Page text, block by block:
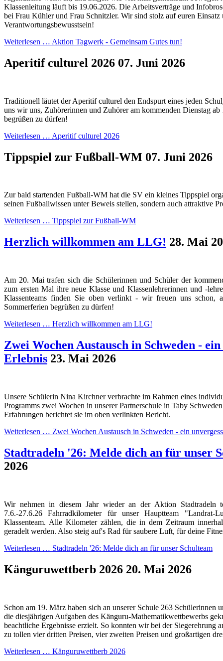
Klassenleitung läuft bis 19.06.2026. Die Arbeitsverträge und
bei Frau Kühler und Frau Schnitzler. Wir sind stolz auf euren Einsatz
Verantwortungsbewusstsein!
Weiterlesen … Aktion Tagwerk - Gemeinsam Gutes tun!
Aperitif culturel 2026 07. Juni 2026
Traditionell läutet der Aperitif culturel den Endspurt eines jeden
uns wir uns, Zuhörerinnen und Zuhörer am kommenden Dienstag
begrüßen zu dürfen!
Weiterlesen … Aperitif culturel 2026
Tippspiel zur Fußball-WM 07. Juni 2026
Zur bald startenden Fußball-WM hat die SV ein kleines Tippspiel
seinen Fußballwissen unter Beweis stellen, sondern auch attraktive
Weiterlesen … Tippspiel zur Fußball-WM
Herzlich willkommen am LLG! 28. Mai
Am 20. Mai trafen sich die Schülerinnen und Schüler der
zum ersten Mal ihre neue Klasse und Klassenlehrerinnen und -
Klassenteams finden Sie oben verlinkt - wir freuen uns schon,
Sommerferien begrüßen zu dürfen!
Weiterlesen … Herzlich willkommen am LLG!
Zwei Wochen Austausch in Schweden -
Erlebnis 23. Mai 2026
Unsere Schülerin Nina Kirchner verbrachte im Rahmen eines
Programms zwei Wochen in unserer Partnerschule in Taby
Erfahrungen berichtet sie im oben verlinkten Bericht.
Weiterlesen … Zwei Wochen Austausch in Schweden - ein
Stadtradeln '26: Melde dich an für unser
2026
Wir nehmen in diesem Jahr wieder an der Aktion Stadtradeln
7.6.-27.6.26 Fahrradkilometer für unser Hauptteam
Klassenteam. Alle Kilometer zählen, die in dem Zeitraum
geradelt werden. Also steig auf's Rad für saubere Luft, für deine
Weiterlesen … Stadtradeln '26: Melde dich an für unser Schulteam
Känguruwettberb 2026 20. Mai 2026
Schon am 19. März haben sich an unserer Schule 263 Schülerinnen
die diesjährigen Aufgaben des Känguru-Mathematikwettbewerbs
beachtliche Ergebnisse erzielt. So konnten wir bei der Siegerehrung
zu tollen vier dritten Preisen, vier zweiten Preisen und großartigen
Weiterlesen … Känguruwettberb 2026